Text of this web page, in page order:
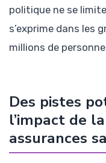
politique ne se
s’exprime dans les
millions de
Des pistes
l’impact de
assurances